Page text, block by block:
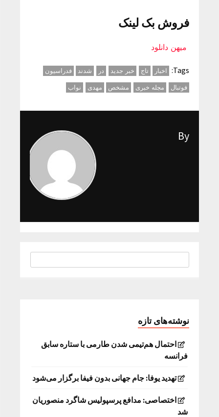
فروش بک لینک
میهن دانلود
Tags: اخبار تاج خبر جدید در شدند
فدراسیون
فوتبال
مجله خبری مشخص مهدی نواب
By
نوشته‌های تازه
احتمال هم‌تیمی شدن طارمی با ستاره سابق
فرانسه
تهدید یوفا: جام جهانی بدون فیفا برگزار می‌شود
اختصاصی: مدافع پرسپولیس شاگرد منصوریان
شد